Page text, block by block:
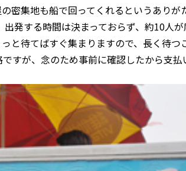
密集地も船で回ってくれるというありが
発する時間は決まっておらず、約10人
と待てばすぐ集まりますので、長く待つ
すが、念のため事前に確認したから支